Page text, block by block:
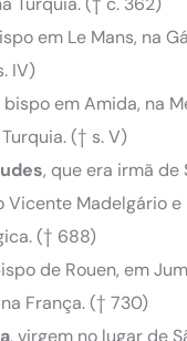
em Le Mans, na
IV)
bispo em Amida, na
(† s. V)
, que era irmã de
Vicente Madelgário
(† 688)
de Rouen, em
França. († 730)
, virgem no lugar de